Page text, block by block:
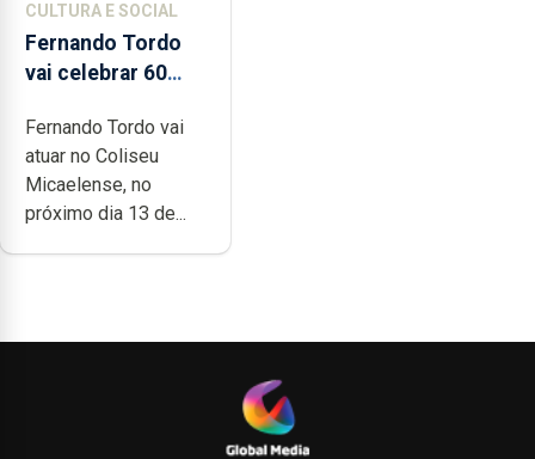
CULTURA E SOCIAL
Fernando Tordo
vai celebrar 60
no Coliseu
Micaelense
Fernando Tordo vai
atuar no Coliseu
Micaelense, no
próximo dia 13 de...